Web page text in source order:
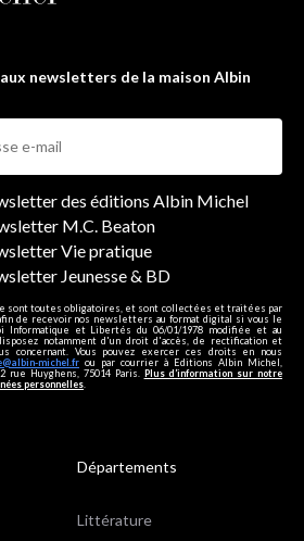
newsletters de la maison Albin
des éditions Albin Michel
M.C. Beaton
Vie pratique
Jeunesse & BD
sont toutes obligatoires, et sont collectées et traitées par
de recevoir nos newsletters au format digital si vous le
Informatique et Libertés du 06/01/1978 modifiée et au
notamment d'un droit d'accès, de rectification et
concernant. Vous pouvez exercer ces droits en nous
michel.fr ou par courrier à Editions Albin Michel,
rue Huyghens, 75014 Paris. Plus d’information sur notre
personnelles
Départements
Littérature